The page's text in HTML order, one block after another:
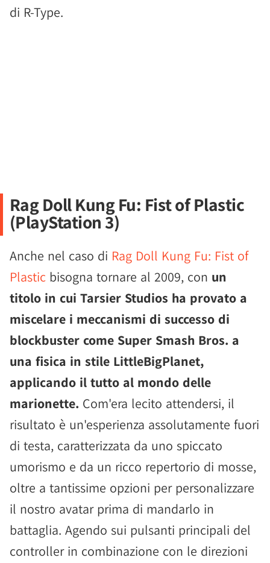
di R-Type.
Rag Doll Kung Fu: Fist of Plastic
(PlayStation 3)
Anche nel caso di Rag Doll Kung Fu: Fist of
Plastic bisogna tornare al 2009, con un
titolo in cui Tarsier Studios ha provato a
miscelare i meccanismi di successo di
blockbuster come Super Smash Bros. a
una fisica in stile LittleBigPlanet,
applicando il tutto al mondo delle
marionette. Com'era lecito attendersi, il
risultato è un'esperienza assolutamente fuori
di testa, caratterizzata da uno spiccato
umorismo e da un ricco repertorio di mosse,
oltre a tantissime opzioni per personalizzare
il nostro avatar prima di mandarlo in
battaglia. Agendo sui pulsanti principali del
controller in combinazione con le direzioni